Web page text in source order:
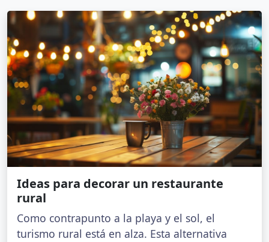
Ideas para decorar un restaurante
rural
Como contrapunto a la playa y el sol, el
turismo rural está en alza. Esta alternativa